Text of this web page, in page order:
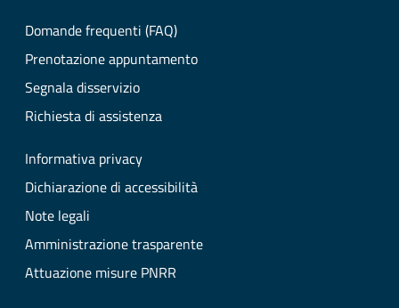
Domande frequenti (FAQ)
Prenotazione appuntamento
Segnala disservizio
Richiesta di assistenza
Informativa privacy
Dichiarazione di accessibilità
Note legali
Amministrazione trasparente
Attuazione misure PNRR